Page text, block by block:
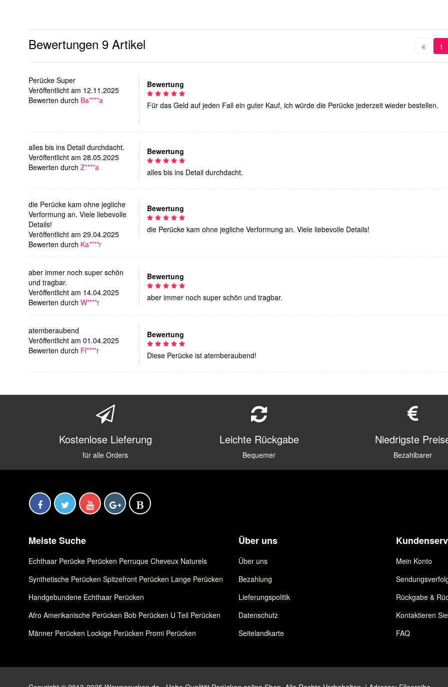
Bewertungen 9 Artikel 1
Perücke Super
Veröffentlicht am 12.11.2025
Bewerten durch Ba****a
Bewertung
Für das Geld auf jeden Fall ein guter Kauf, ich würde die Perücke jederzeit wieder bestellen.
alles bis ins Detail durchdacht.
Veröffentlicht am 28.05.2025
Bewerten durch Z****a
Bewertung
alles bis ins Detail durchdacht.
die Perücke kam ohne jegliche
Verformung an. Viele liebevolle
Details!
Veröffentlicht am 29.04.2025
Bewerten durch Ka****r
Bewertung
die Perücke kam ohne jegliche Verformung an. Viele liebevolle Details!
aber immer noch super schön
und tragbar.
Veröffentlicht am 14.04.2025
Bewerten durch W****r
Bewertung
aber immer noch super schön und tragbar.
atemberaubend
Veröffentlicht am 01.04.2025
Bewerten durch Fl****r
Bewertung
Diese Perücke ist atemberaubend!
Kostenlose Lieferung
für alle Orders
Leichte Rückgabe
Bequemer
Niedrigste
Bezahlbarer
Meiste Suche
Echthaar Perücke Perücken Perruque Cheveux Naturels
Synthetische Perücken Spitzefront Perücken Lange Perücken
Handgebundene Echthaar Perücken
Afro Amerikanische Perücken Bob Perücken U Teil Perücken
Männer Perücken Lockige Perücken Promi Perücken
Über uns
Über uns
Bezahlung
Lieferungspolitik
Datenschutz
Seitelandkarte
Mein Konto
Rückgabe &
Kontaktieren
FAQ